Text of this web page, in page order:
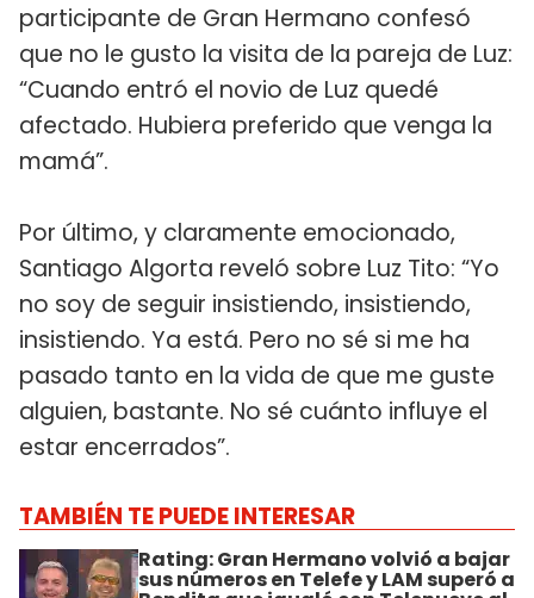
participante de Gran Hermano confesó
que no le gusto la visita de la pareja de Luz:
“Cuando entró el novio de Luz quedé
afectado. Hubiera preferido que venga la
mamá”.
Por último, y claramente emocionado,
Santiago Algorta reveló sobre Luz Tito: “Yo
no soy de seguir insistiendo, insistiendo,
insistiendo. Ya está. Pero no sé si me ha
pasado tanto en la vida de que me guste
alguien, bastante. No sé cuánto influye el
estar encerrados”.
TAMBIÉN TE PUEDE INTERESAR
Rating: Gran Hermano volvió a bajar
sus números en Telefe y LAM superó a